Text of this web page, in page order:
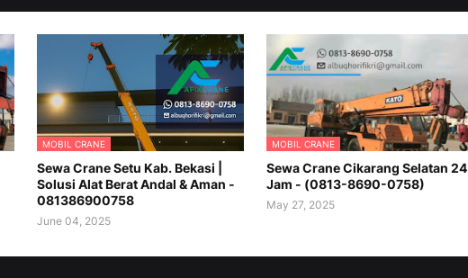
MOBIL CRANE
Sewa Crane Setu Kab. Bekasi |
Solusi Alat Berat Andal & Aman -
081386900758
June 04, 2025
MOBIL CRANE
Sewa Crane Cikarang Selatan 24
Jam - (0813-8690-0758)
May 27, 2025